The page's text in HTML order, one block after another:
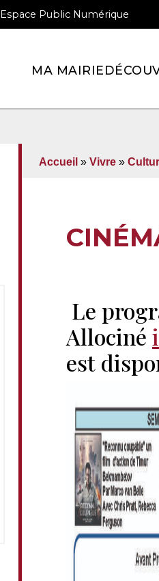
Espace Public Numérique
MA MAIRIE
Accueil » Vivre »
Le
Allociné
est